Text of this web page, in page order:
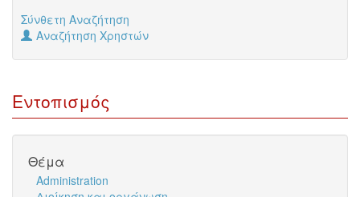
Σύνθετη Αναζήτηση
Αναζήτηση Χρηστών
Εντοπισμός
Θέμα
Administration